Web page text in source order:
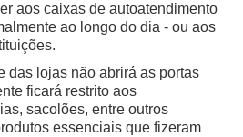
aos caixas de autoatendimento
ao longo do dia - ou aos
das lojas não abrirá as portas
ficará restrito aos
sacolões, entre outros
essenciais que fizeram